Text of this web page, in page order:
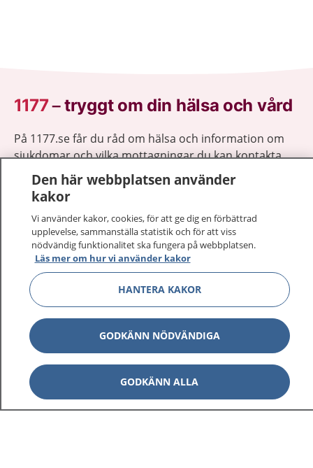
1177–tryggt om din hälsa och vård
På 1177.se får du råd om hälsa och information om
sjukdomar och vilka mottagningar du kan kontakta.
Logga in för att läsa din journal och göra dina
vårdärenden. Ring telefonnummer 1177 för
sjukvårdsrådgivning dygnet runt.
1177 ger dig råd när du vill må bättre.
1177 på flera språk Visa
Om 1177 Visa
Kontakt Visa
Den här webbplatsen använder
kakor
Vi använder kakor, cookies, för att ge dig en förbättrad
upplevelse, sammanställa statistik och för att viss
nödvändig funktionalitet ska fungera på webbplatsen.
Läs mer om hur vi använder kakor
HANTERA KAKOR
GODKÄNN NÖDVÄNDIGA
GODKÄNN ALLA